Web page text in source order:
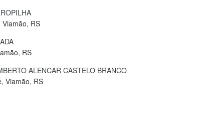
RS
RS
ALENCAR CASTELO BRANCO
Viamão, RS